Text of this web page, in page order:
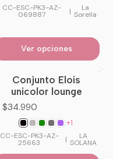
CC-ESC-PK3-AZ-
069887 | La
Sorella
Ver opciones
Conjunto Elois
unicolor lounge
$34.990
+1
CC-ESC-PK3-AZ-
25663 | LA
SOLANA